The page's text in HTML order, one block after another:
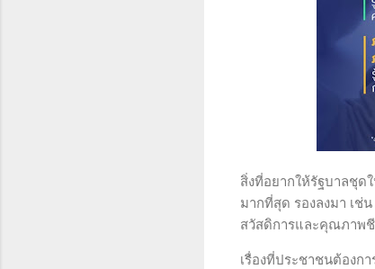
สิ่งที่อยากให้รัฐบาลชุด
มากที่สุด รองลงมา เช่
สวัสดิการและคุณภาพชี
เรื่องที่ประชาชนต้องก